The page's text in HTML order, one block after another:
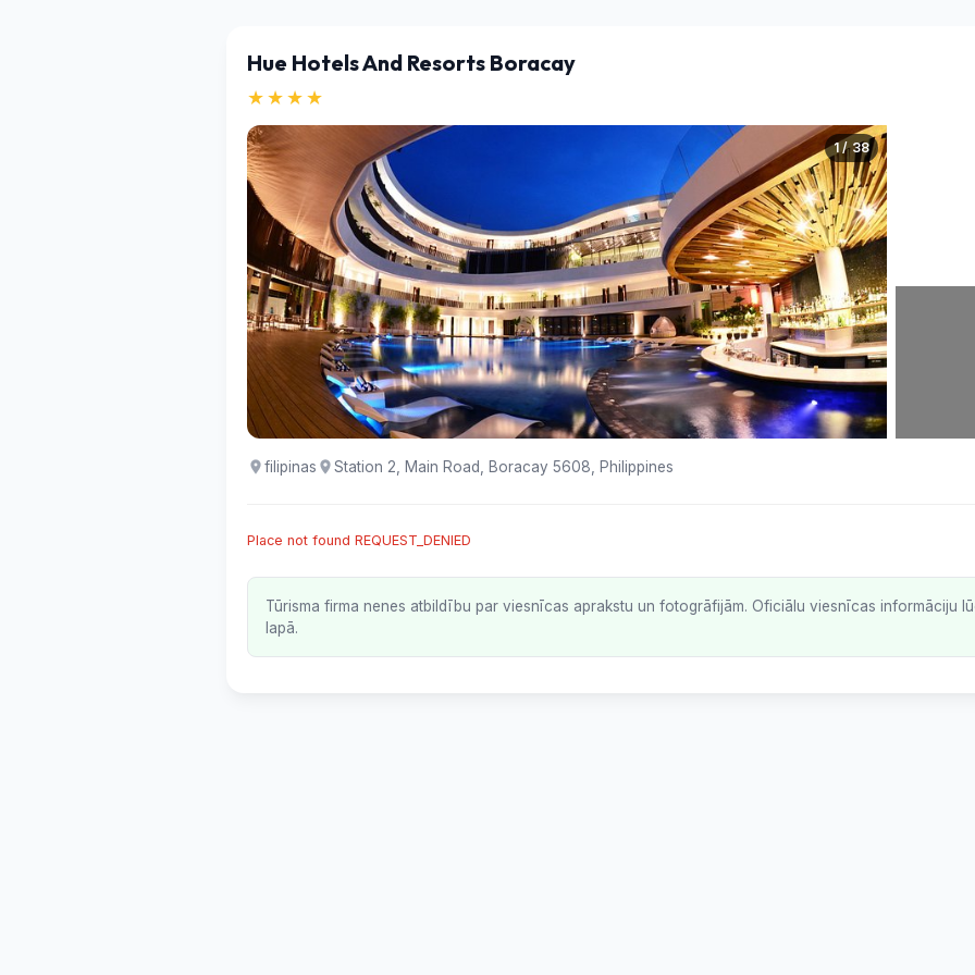
Hue Hotels And Resorts Boracay
★★★★
1 / 38
filipinas Station 2, Main Road, Boracay 5608, Philippines
Place not found REQUEST_DENIED
Tūrisma firma nenes atbildību par viesnīcas aprakstu un fotogrāfijām. Oficiālu viesnīcas informāciju
lapā.